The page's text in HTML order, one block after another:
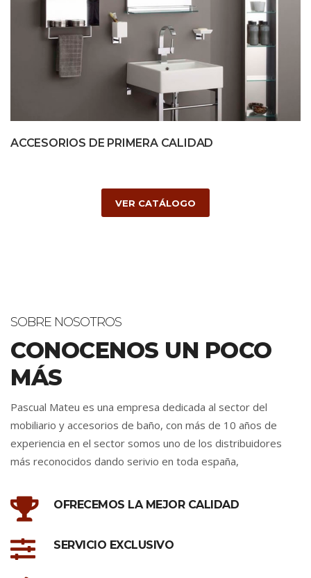
ACCESORIOS DE PRIMERA CALIDAD
VER CATÁLOGO
SOBRE NOSOTROS
CONOCENOS UN POCO
MÁS
Pascual Mateu es una empresa dedicada al sector del
mobiliario y accesorios de baño, con más de 10 años de
experiencia en el sector somos uno de los distribuidores
más reconocidos dando serivio en toda españa,
OFRECEMOS LA MEJOR CALIDAD
SERVICIO EXCLUSIVO